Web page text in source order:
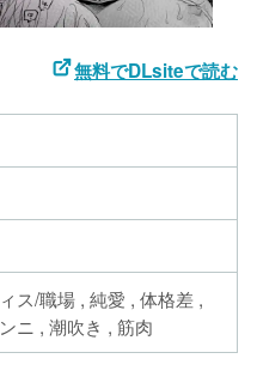
無料でDLsiteで読む
ス/職場 , 純愛 , 体格差 ,
ニ , 潮吹き , 筋肉